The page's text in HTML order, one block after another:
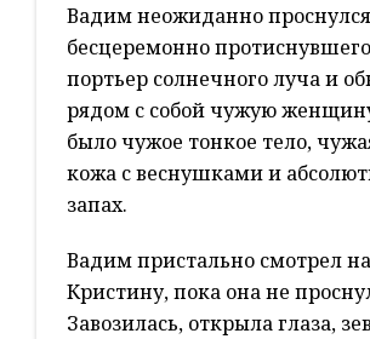
Вадим неожиданно
бесцеремонно
портьер солнечного луча и
рядом с собой чужую
было чужое тонкое тело,
кожа с веснушками и
запах.
Вадим пристально смотрел на
Кристину, пока она не
Завозилась, открыла глаза,